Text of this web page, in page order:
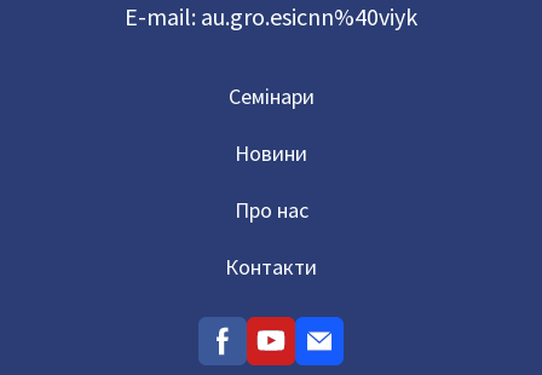
E-mail: au.gro.esicnn%40viyk
Семінари
Новини
Про нас
Контакти